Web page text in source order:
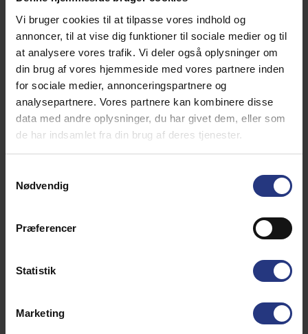
Vi bruger cookies til at tilpasse vores indhold og
annoncer, til at vise dig funktioner til sociale medier og til
at analysere vores trafik. Vi deler også oplysninger om
din brug af vores hjemmeside med vores partnere inden
for sociale medier, annonceringspartnere og
analysepartnere. Vores partnere kan kombinere disse
data med andre oplysninger, du har givet dem, eller som
de har indsamlet fra din brug af deres tjenester.
Nødvendig
Præferencer
Statistik
Marketing
ud af huset!